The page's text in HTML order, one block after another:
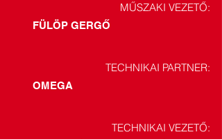
MŰSZAKI VEZETŐ:
FÜLÖP GERGŐ
TECHNIKAI PARTNER:
OMEGA
TECHNIKAI VEZETŐ: